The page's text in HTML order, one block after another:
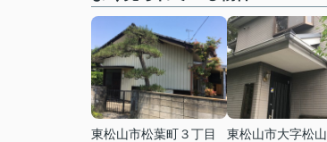
東松山市松葉町３丁目
東松山市大字松山